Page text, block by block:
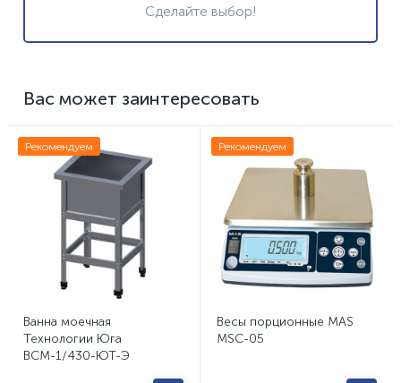
Сделайте выбор!
Вас может заинтересовать
Рекомендуем
Ванна моечная
Технологии Юга
ВСМ-1/430-ЮТ-Э
Рекомендуем
Весы порционные MAS
MSC-05